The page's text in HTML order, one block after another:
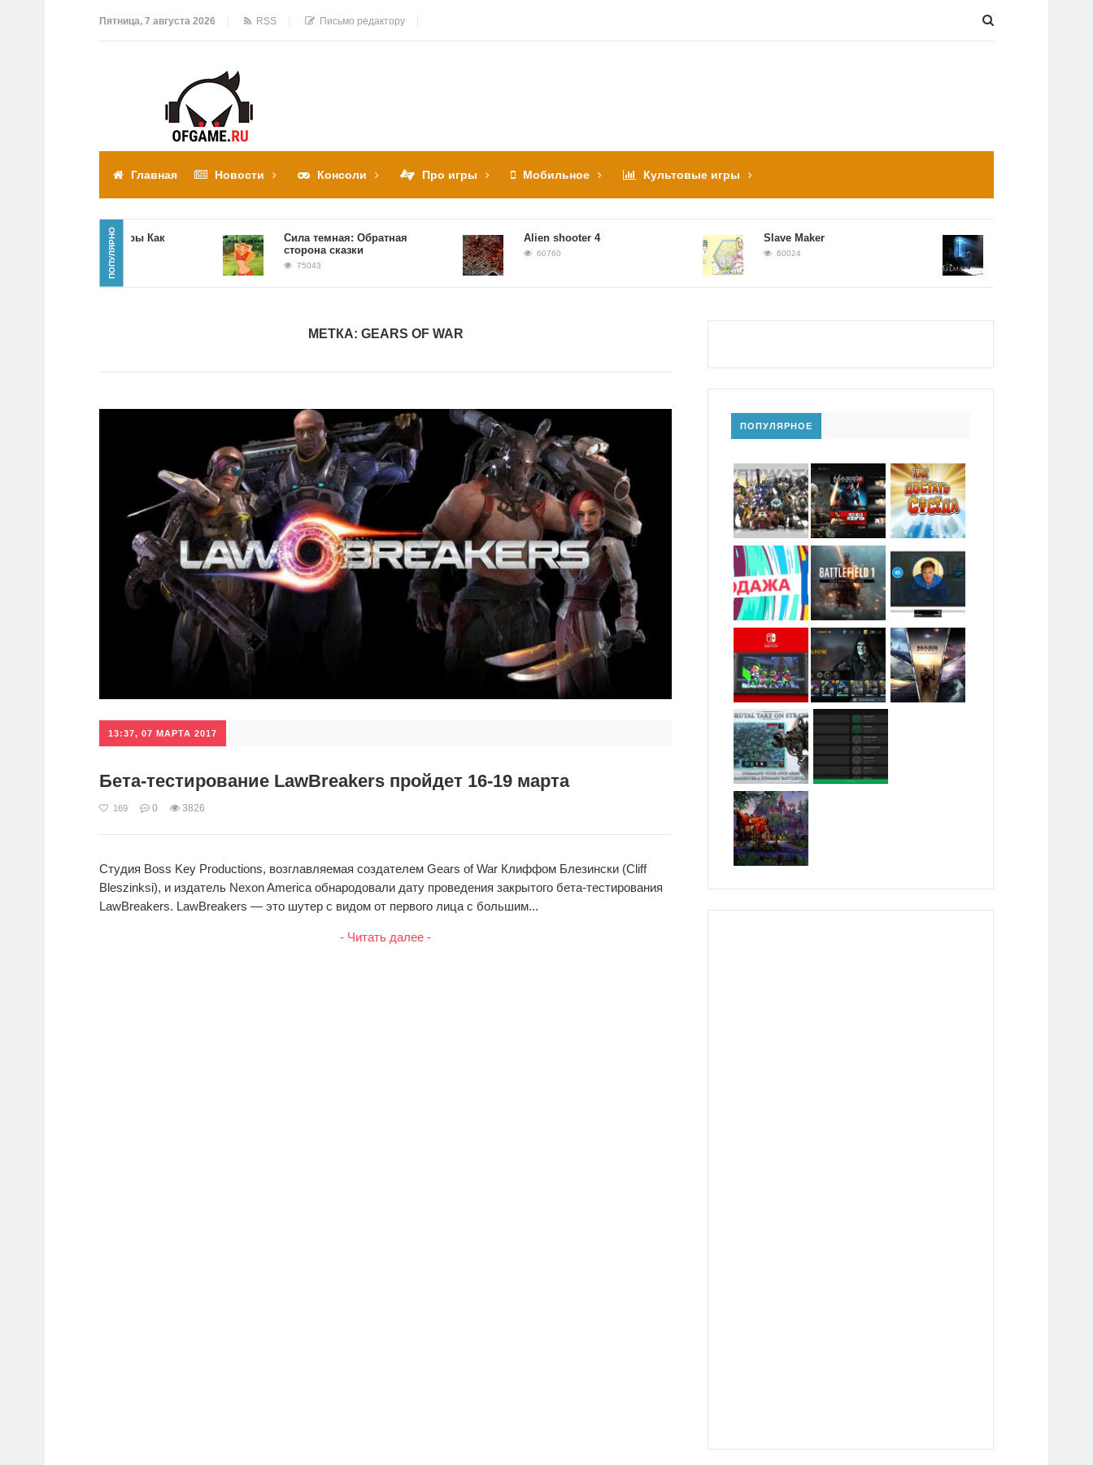
Пятница, 7 августа 2026 RSS Письмо редактору
Главная Новости Консоли Про игры Мобильное Культовые игры
ПОПУЛЯРНО
Прохождение игры Как
Сила темная: Обратная
сторона сказки
75043
Alien shooter 4
60760
Slave Maker
60024
Прохождение Hitman:
Contracts
МЕТКА: GEARS OF WAR
13:37, 07 МАРТА 2017
Бета-тестирование LawBreakers пройдет 16-19 марта
169 0 3826
Студия Boss Key Productions, возглавляемая создателем Gears of War Клиффом Блезински (Cliff
Bleszinksi), и издатель Nexon America обнародовали дату проведения закрытого бета-тестирования
LawBreakers. LawBreakers — это шутер с видом от первого лица с большим...
- Читать далее -
ПОПУЛЯРНОЕ